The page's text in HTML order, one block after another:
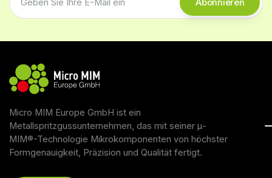
Micro MIM Europe GmbH ist ein
Metallspritzgussunternehmen, das mit seiner μ-
MIM®-Technologie Mikrokomponenten von höchster
Formgenauigkeit, Präzision und Qualität fertigt.